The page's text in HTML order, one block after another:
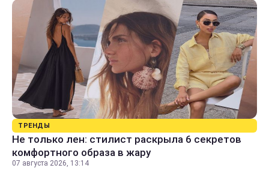
ТРЕНДЫ
Не только лен: стилист раскрыла 6 секретов
комфортного образа в жару
07 августа 2026, 13:14